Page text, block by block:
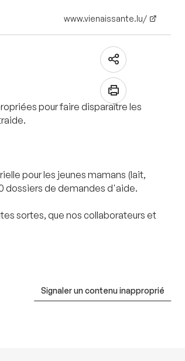
www.vienaissante.lu/
pour faire disparaître les
pour les jeunes mamans (lait,
dossiers de demandes d'aide.
sortes, que nos collaborateurs et
Signaler un contenu inapproprié